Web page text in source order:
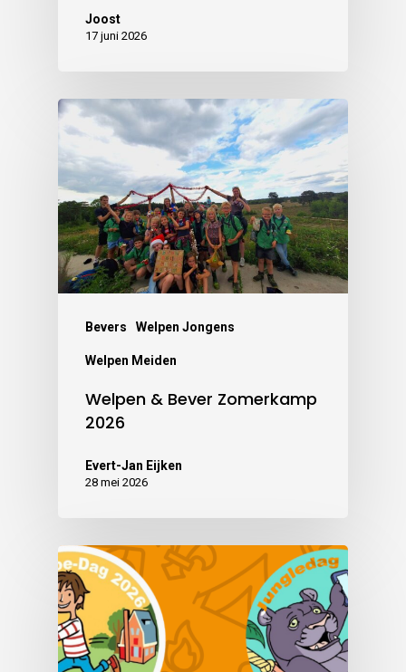
Joost
17 juni 2026
Bevers Welpen Jongens
Welpen Meiden
Welpen & Bever Zomerkamp
2026
Evert-Jan Eijken
28 mei 2026